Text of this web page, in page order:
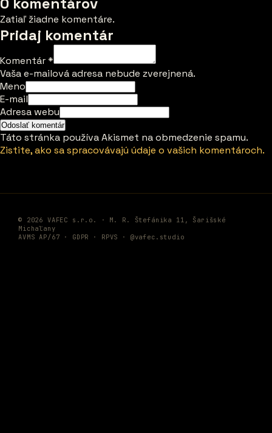
Zatiaľ žiadne komentáre.
Pridaj komentár
Komentár*
Vaša e-mailová adresa nebude zverejnená.
Meno
E-mail
Adresa webu
Táto stránka používa Akismet na obmedzenie spamu.
Zistite, ako sa spracovávajú údaje o vašich komentároch.
© 2026 VAFEC s.r.o. · M. R. Štefánika 11, Šarišské
Michaľany
AVMS AP/67 · GDPR · RPVS · @vafec.studio